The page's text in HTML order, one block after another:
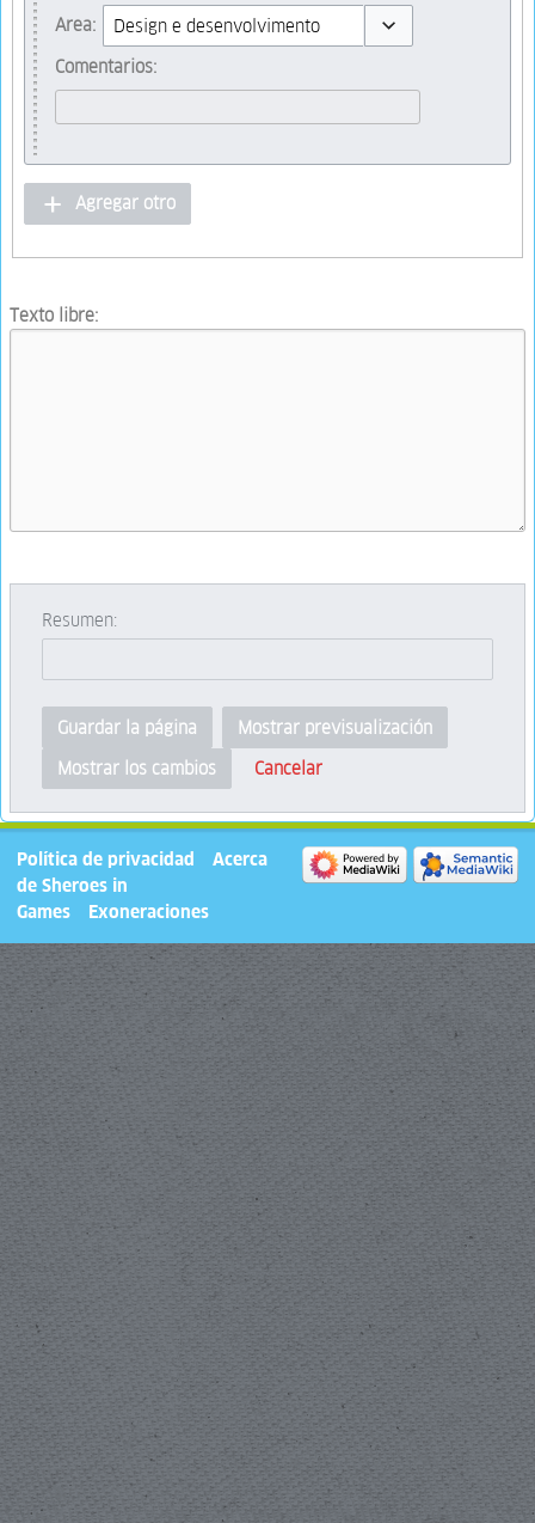
Area:
Comentarios:
Agregar otro
Texto libre:
Resumen:
Guardar la página
Mostrar previsualización
Mostrar los cambios
Cancelar
Política de privacidad
Acerca
de Sheroes in
Games
Exoneraciones